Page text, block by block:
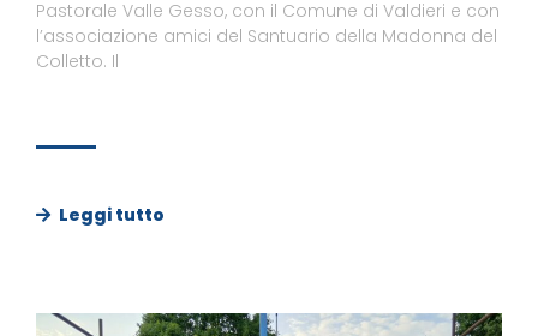
Pastorale Valle Gesso, con il Comune di Valdieri e con
l’associazione amici del Santuario della Madonna del
Colletto. Il
Leggi tutto